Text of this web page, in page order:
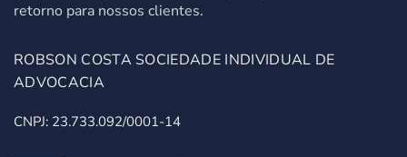
retorno para nossos clientes.
ROBSON COSTA SOCIEDADE INDIVIDUAL DE
ADVOCACIA
CNPJ: 23.733.092/0001-14